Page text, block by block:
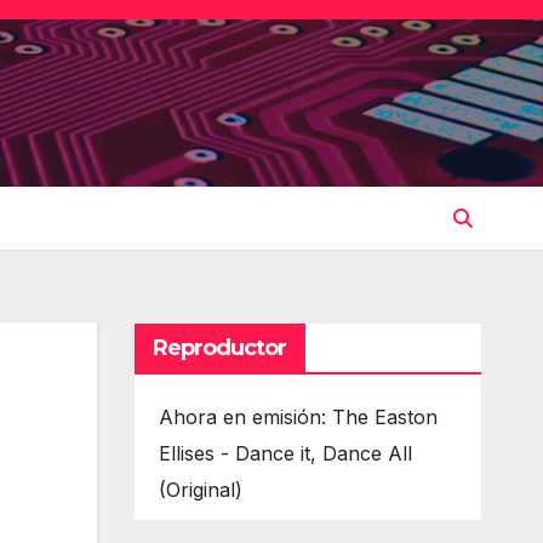
Reproductor
Ahora en emisión: The Easton
Ellises - Dance it, Dance All
(Original)